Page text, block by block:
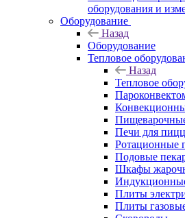
оборудования и
Оборудование
Назад
Оборудование
Тепловое
Назад
Тепловое
Печи для
Ротационные
Подовые
Шкафы
Плиты
Плиты